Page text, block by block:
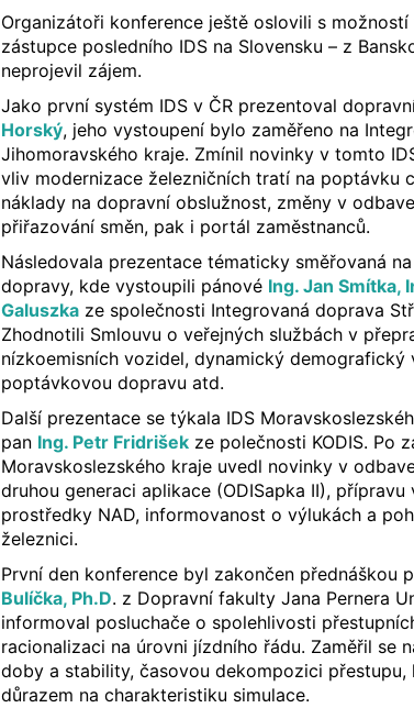
Organizátoři konference ještě oslovili s
zástupce posledního IDS na Slovensku – z
neprojevil zájem.
Jako první systém IDS v ČR prezentoval
Horský, jeho vystoupení bylo zaměřeno na
Jihomoravského kraje. Zmínil novinky v tomto
vliv modernizace železničních tratí na poptávku
náklady na dopravní obslužnost, změny v
přiřazování směn, pak i portál zaměstnanců.
Následovala prezentace tématicky směřovaná
dopravy, kde vystoupili pánové Ing. Jan Smítka,
Galuszka ze společnosti Integrovaná doprava
Zhodnotili Smlouvu o veřejných službách v
nízkoemisních vozidel, dynamický
poptávkovou dopravu atd.
Další prezentace se týkala IDS
pan Ing. Petr Fridrišek ze polečnosti KODIS. Po
Moravskoslezského kraje uvedl novinky v
druhou generaci aplikace (ODISapka II),
prostředky NAD, informovanost o výlukách a
železnici.
První den konference byl zakončen přednáškou
Bulíčka, Ph.D. z Dopravní fakulty Jana Pernera
informoval posluchače o spolehlivosti
racionalizaci na úrovni jízdního řádu. Zaměřil se
doby a stability, časovou dekompozici přestupu,
důrazem na charakteristiku simulace.